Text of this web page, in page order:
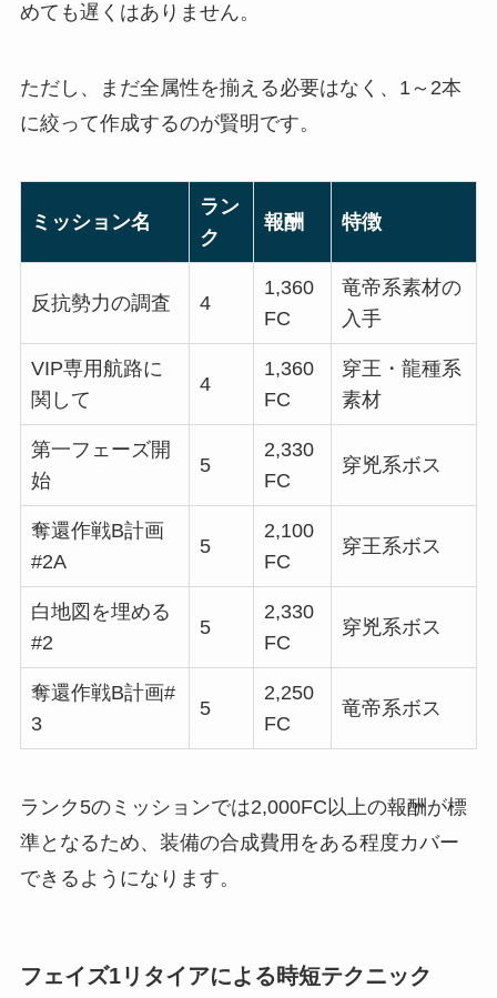
めても遅くはありません。
ただし、まだ全属性を揃える必要はなく、1～2本
に絞って作成するのが賢明です。
ミッション名
ラン
ク
報酬 特徴
反抗勢力の調査 4
1,360
FC
竜帝系素材の
入手
VIP専用航路に
関して
4
1,360
FC
穿王・龍種系
素材
第一フェーズ開
始
5
2,330
FC
穿兇系ボス
奪還作戦B計画
#2A
5
2,100
FC
穿王系ボス
白地図を埋める
#2
5
2,330
FC
穿兇系ボス
奪還作戦B計画#
3
5
2,250
FC
竜帝系ボス
ランク5のミッションでは2,000FC以上の報酬が標
準となるため、装備の合成費用をある程度カバー
できるようになります。
フェイズ1リタイアによる時短テクニック